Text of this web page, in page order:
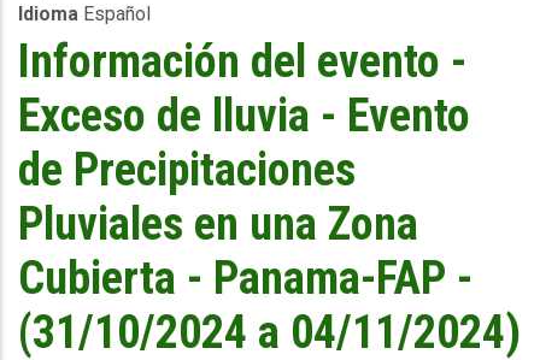
noviembre
2024
Idioma Español
Información del evento -
Exceso de lluvia - Evento
de Precipitaciones
Pluviales en una Zona
Cubierta - Panama-FAP -
(31/10/2024 a 04/11/2024)